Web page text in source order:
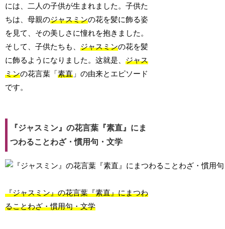
には、二人の子供が生まれました。子供た
ちは、母親のジャスミンの花を髪に飾る姿
を見て、その美しさに憧れを抱きました。
そして、子供たちも、ジャスミンの花を髪
に飾るようになりました。这就是、ジャス
ミンの花言葉「素直 」の由来とエピソード
です。
『ジャスミン』の花言葉『素直』にま
つわることわざ・慣用句・文学
『ジャスミン』の花言葉『素直』にまつわ
ることわざ・慣用句・文学